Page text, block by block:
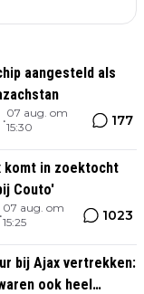
aangesteld als
•
07 aug. om
15:30
177
komt in zoektocht
Couto'
•
07 aug. om
15:25
1023
bij Ajax vertrekken:
ook heel